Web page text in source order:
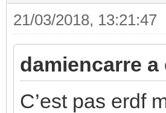
21/03/2018, 13:21:47
damiencarre a
C’est pas erdf